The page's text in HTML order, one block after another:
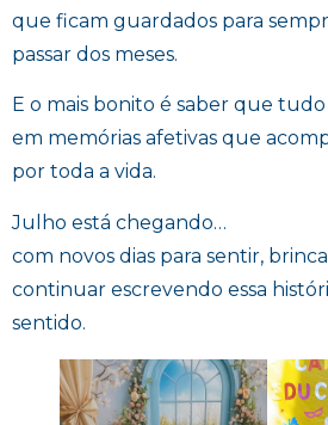
que ficam guardados para
passar dos meses.
E o mais bonito é saber que
em memórias afetivas que
por toda a vida.
Julho está chegando…
com novos dias para sentir,
continuar escrevendo essa
sentido.